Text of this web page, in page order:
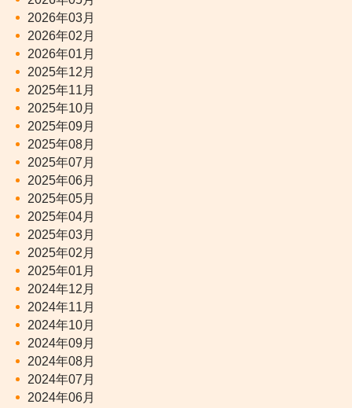
2026年03月
2026年02月
2026年01月
2025年12月
2025年11月
2025年10月
2025年09月
2025年08月
2025年07月
2025年06月
2025年05月
2025年04月
2025年03月
2025年02月
2025年01月
2024年12月
2024年11月
2024年10月
2024年09月
2024年08月
2024年07月
2024年06月